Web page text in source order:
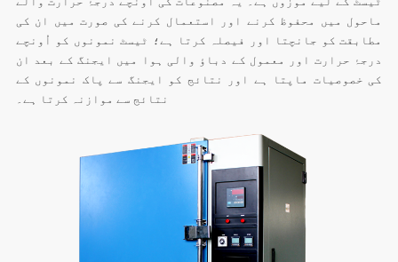
ماحول میں محفوظ کرنے اور استعمال کرنے کی صورت میں ان کی
مطابقت کو جانچتا اور فیصلہ کرتا ہے؛ ٹیسٹ نمونوں کو اُونچے
درجۂ حرارت اور معمول کے دباؤ والی ہوا میں ایجنگ کے بعد ان
کی خصوصیات ماپتا ہے اور نتائج کو ایجنگ سے پاک نمونوں کے
نتائج سے موازنہ کرتا ہے۔